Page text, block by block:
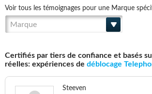
Voir tous les témoignages pour une Marque
Marque
Certifiés par tiers de confiance et basés
réelles: expériences de déblocage
Steeven